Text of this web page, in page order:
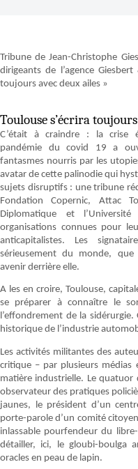
Tribune de Jean-Christophe
dirigeants de l’agence
toujours avec deux ailes »
Toulouse s’écrira
C’était à craindre : la crise
pandémie du covid 19 a
fantasmes nourris par les
avatar de cette palinodie qui
sujets disruptifs : une tribune
Fondation Copernic, Attac
Diplomatique et
organisations connues pour
anticapitalistes. Les
sérieusement du monde, que
avenir derrière elle.
A les en croire, Toulouse,
se préparer à connaître le
l’effondrement de la
historique de l’industrie
Les activités militantes des
critique – par plusieurs
matière industrielle. Le quatuor
observateur des pratiques
jaunes, le président d’un
porte-parole d’un comité
inlassable pourfendeur du
détailler, ici, le gloubi-boulga
oracles en peau de lapin.